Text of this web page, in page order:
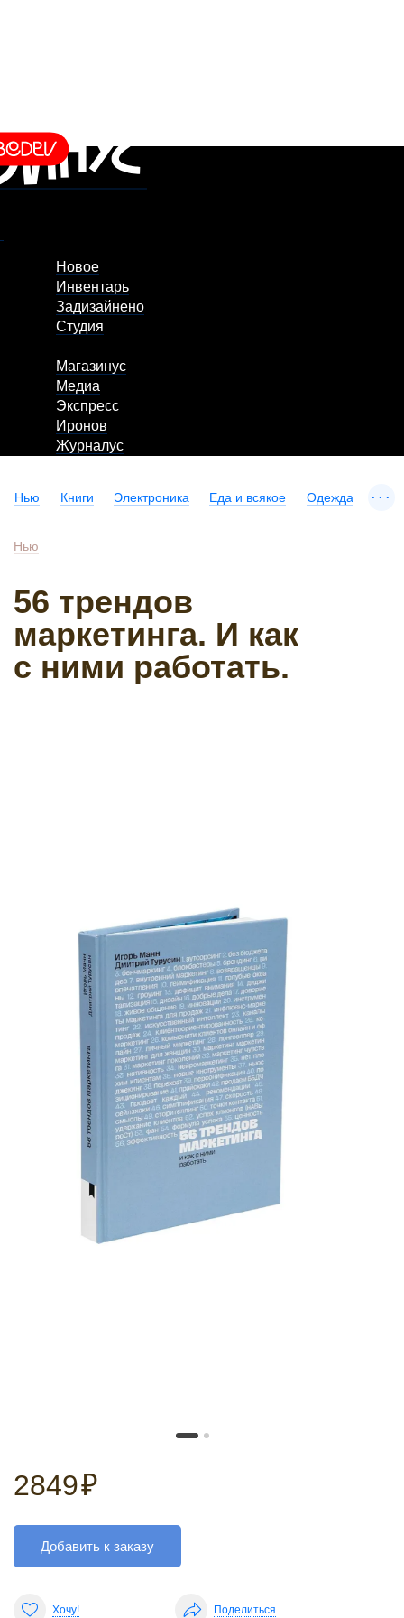
Новое
Инвентарь
Задизайнено
Студия
Магазинус
Медиа
Экспресс
Иронов
Журналус
Нью Книги Электроника Еда и всякое Одежда ...
Нью
56 трендов
маркетинга. И как
с ними работать.
2849₽
Добавить к заказу
Хочу! Поделиться